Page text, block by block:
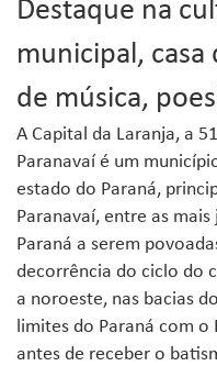
Destaque na
municipal,
de música,
A Capital da Laranja, a
Paranavaí é um
estado do Paraná,
Paranavaí, entre as
Paraná a serem
decorrência do ciclo do
a noroeste, nas bacias
limites do Paraná com
antes de receber o